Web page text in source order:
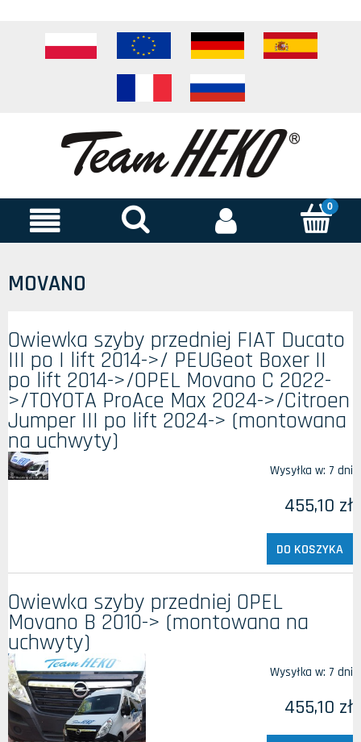
MOVANO
Owiewka szyby przedniej FIAT Ducato
III po I lift 2014->/ PEUGeot Boxer II
po lift 2014->/OPEL Movano C 2022-
>/TOYOTA ProAce Max 2024->/Citroen
Jumper III po lift 2024-> (montowana
na uchwyty)
Wysyłka w: 7 dni
455,10 zł
DO KOSZYKA
Owiewka szyby przedniej OPEL
Movano B 2010-> (montowana na
uchwyty)
Wysyłka w: 7 dni
455,10 zł